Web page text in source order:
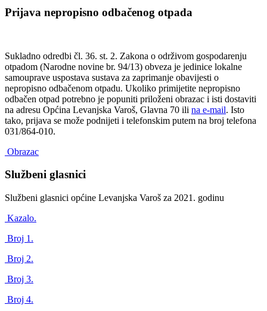
Prijava nepropisno odbačenog otpada
Sukladno odredbi čl. 36. st. 2. Zakona o održivom gospodarenju
otpadom (Narodne novine br. 94/13) obveza je jedinice lokalne
samouprave uspostava sustava za zaprimanje obavijesti o
nepropisno odbačenom otpadu. Ukoliko primijetite nepropisno
odbačen otpad potrebno je popuniti priloženi obrazac i isti dostaviti
na adresu Općina Levanjska Varoš, Glavna 70 ili na e-mail. Isto
tako, prijava se može podnijeti i telefonskim putem na broj telefona
031/864-010.
Obrazac
Službeni glasnici
Službeni glasnici općine Levanjska Varoš za 2021. godinu
Kazalo.
Broj 1.
Broj 2.
Broj 3.
Broj 4.